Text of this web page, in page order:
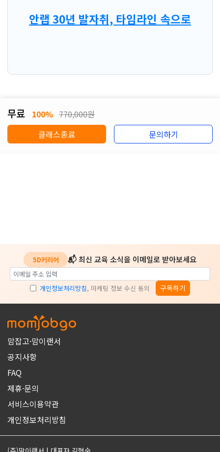
안랩 30년 발자취, 타임라인 속으로
무료 100% 770,000원
클래스종료
문의하기
5D커리어 📬 최신 교육 소식을 이메일로 받아보세요
개인정보처리방침, 마케팅 정보 수신 동의 구독하기
맘잡고·맘이랜서
공지사항
FAQ
제휴·문의
서비스이용약관
개인정보처리방침